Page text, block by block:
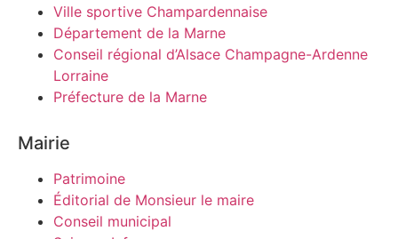
Ville sportive Champardennaise
Département de la Marne
Conseil régional d’Alsace Champagne-Ardenne
Lorraine
Préfecture de la Marne
Mairie
Patrimoine
Éditorial de Monsieur le maire
Conseil municipal